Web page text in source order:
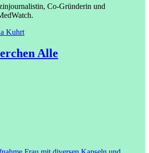
Co-Gründerin und
Kuhrt
Alle